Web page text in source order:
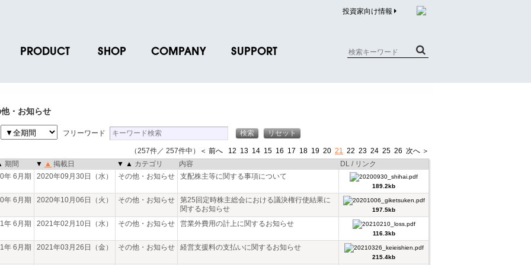
投資家向け情報
PRODUCT
ノベルティグッズ
お取引先様 会員認証
SHOP COMPANY
社会貢献活動
SUPPORT
よくあるご質問（企業）
リチウム電池内蔵品回収について
・お知らせ
フリーワード
（257件／ 257件中） ＜ 前へ 12 13 14 15 16 17 18 19 20 21 22 23 24 25 26 次へ ＞
期間 ▼ ▲ 掲載日 ▼ ▲ カテゴリ 内容
DL / リンク
年 6月期
2020年09月30日（水） その他・お知らせ 支配株主等に関する事項について
189.2kb
年 6月期 2020年10月06日（火） その他・お知らせ
第25回定時株主総会における議決権行使結果に
関するお知らせ
197.5kb
年 6月期 2021年02月10日（水） その他・お知らせ 営業外費用の計上に関するお知らせ
116.3kb
年 6月期 2021年03月26日（金） その他・お知らせ 経営支援料の支払いに関するお知らせ
215.4kb